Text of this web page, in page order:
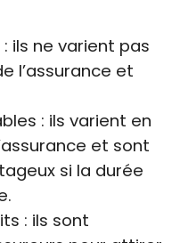
ils ne varient pas
l’assurance et
: ils varient en
et sont
si la durée
: ils sont